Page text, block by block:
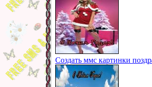
Создать ммс картинки